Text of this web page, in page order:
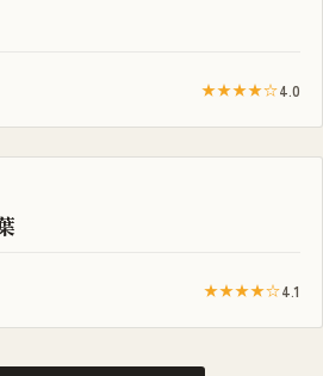
★★★★☆4.0
★★★★☆4.1